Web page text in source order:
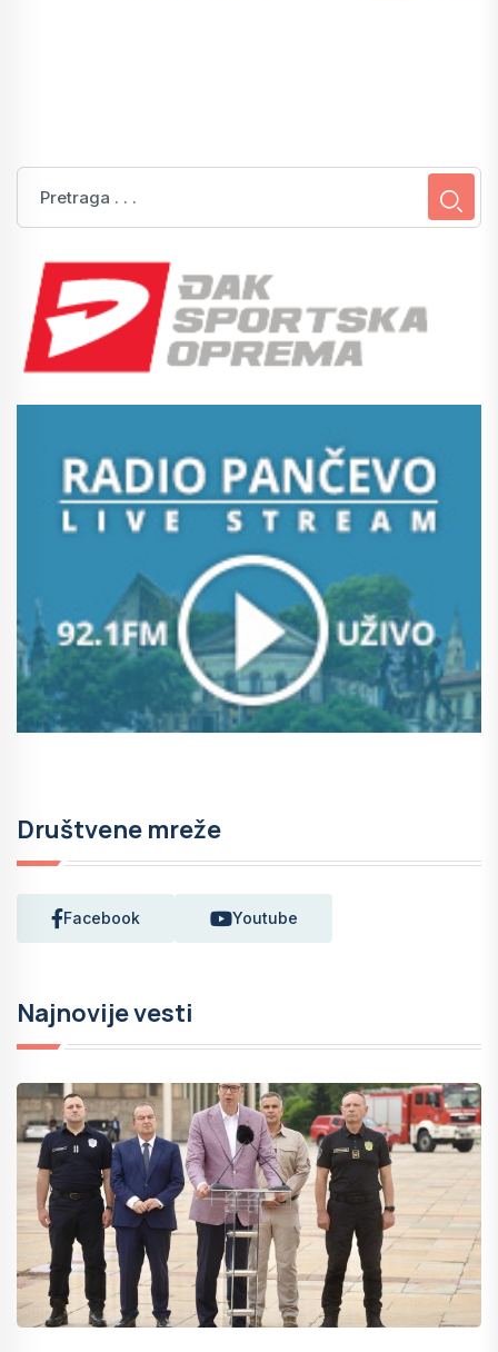
Društvene mreže
Facebook Youtube
Najnovije vesti